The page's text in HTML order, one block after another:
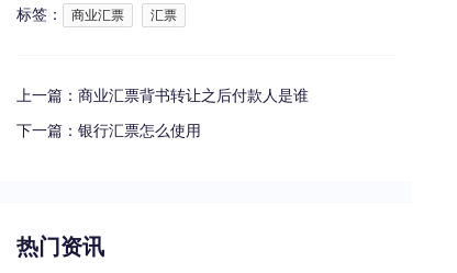
标签： 商业汇票 汇票
上一篇： 商业汇票背书转让之后付款人是谁
下一篇： 银行汇票怎么使用
热门资讯